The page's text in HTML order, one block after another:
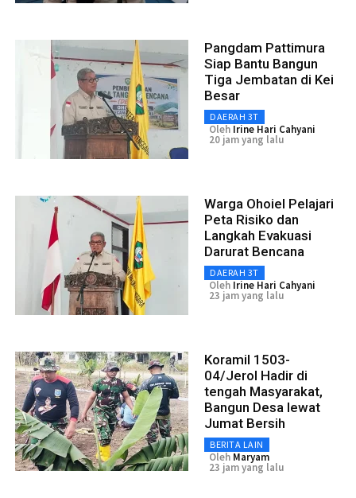
Pangdam Pattimura
Siap Bantu Bangun
Tiga Jembatan di Kei
Besar
DAERAH 3T
Oleh Irine Hari Cahyani
20 jam yang lalu
Warga Ohoiel Pelajari
Peta Risiko dan
Langkah Evakuasi
Darurat Bencana
DAERAH 3T
Oleh Irine Hari Cahyani
23 jam yang lalu
Koramil 1503-
04/Jerol Hadir di
tengah Masyarakat,
Bangun Desa lewat
Jumat Bersih
BERITA LAIN
Oleh Maryam
23 jam yang lalu